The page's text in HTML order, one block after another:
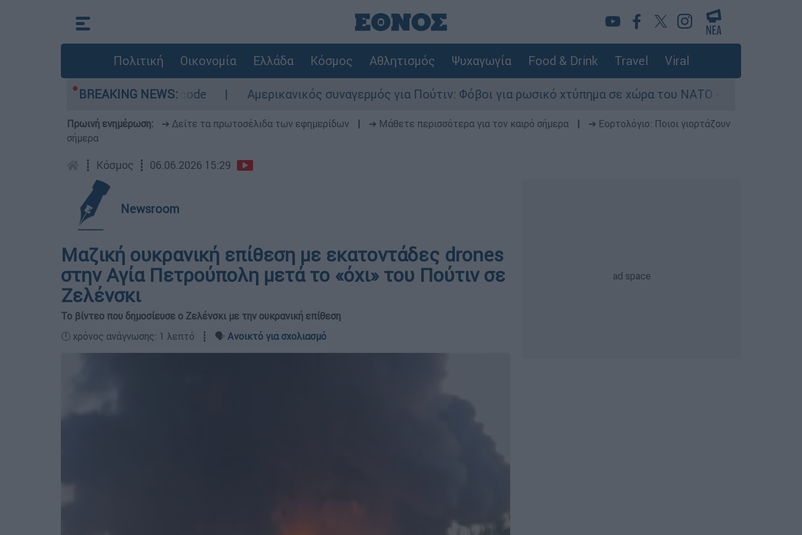
Πολιτική Οικονομία Ελλάδα Κόσμος Αθλητισμός Ψυχαγωγία Food & Drink Travel Viral
BREAKING NEWS:
- Οι περιοχές σε red code Αμερικανικός συναγερμός για Πούτιν: Φόβοι για ρωσικό χτύπημα σε χώρα του ΝΑΤΟ - Τα βασικά σενάρια έως
Πρωινή ενημέρωση: ➔ Δείτε τα πρωτοσέλιδα των εφημερίδων ➔ Μάθετε περισσότερα για τον καιρό σήμερα
➔ Εορτολόγιο: Ποιοι γιορτάζουν
σήμερα
┋ Κόσμος ┋ 06.06.2026 15:29
Newsroom
Μαζική ουκρανική επίθεση με εκατοντάδες drones
στην Αγία Πετρούπολη μετά το «όχι» του Πούτιν σε
Ζελένσκι
Το βίντεο που δημοσίευσε ο Ζελένσκι με την ουκρανική επίθεση
🕛 χρόνος ανάγνωσης: 1 λεπτό ┋ 🗣️ Ανοικτό για σχολιασμό